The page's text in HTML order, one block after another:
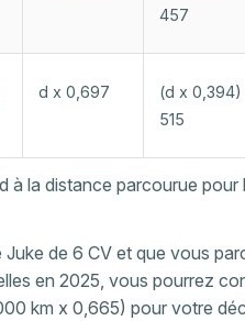
457
d x 0,697
(d x 0,394)
515
à la distance parcourue
Juke de 6 CV et que vous
en 2025, vous pourrez
km x 0,665) pour votre